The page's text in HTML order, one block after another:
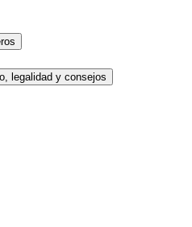
legalidad y consejos